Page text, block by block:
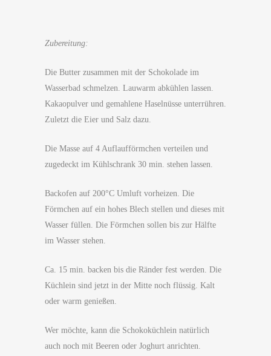
Zubereitung:
Die Butter zusammen mit der Schokolade im
Wasserbad schmelzen. Lauwarm abkühlen lassen.
Kakaopulver und gemahlene Haselnüsse unterrühren.
Zuletzt die Eier und Salz dazu.
Die Masse auf 4 Auflaufförmchen verteilen und
zugedeckt im Kühlschrank 30 min. stehen lassen.
Backofen auf 200°C Umluft vorheizen. Die
Förmchen auf ein hohes Blech stellen und dieses mit
Wasser füllen. Die Förmchen sollen bis zur Hälfte
im Wasser stehen.
Ca. 15 min. backen bis die Ränder fest werden. Die
Küchlein sind jetzt in der Mitte noch flüssig. Kalt
oder warm genießen.
Wer möchte, kann die Schokoküchlein natürlich
auch noch mit Beeren oder Joghurt anrichten.